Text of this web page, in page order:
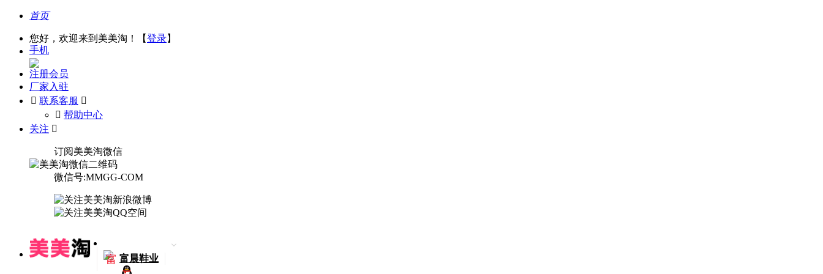
首页
您好，欢迎来到美美淘！【登录】
手机
注册会员
厂家入驻
 联系客服 
󰅃 帮助中心
关注 
订阅美美淘微信
微信号:MMGG-COM
富 富晨鞋业